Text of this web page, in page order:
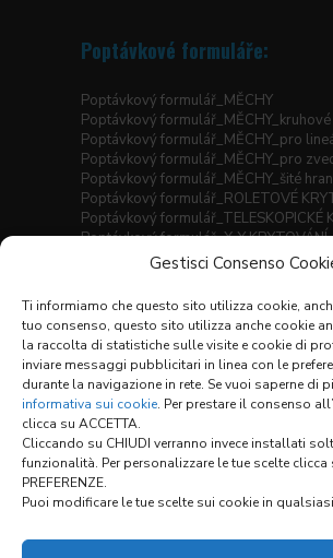
Gestisci Consenso
Ti informiamo che questo sito utilizza cookie,
tuo consenso, questo sito utilizza anche cookie
la raccolta di statistiche sulle visite e cookie di
inviare messaggi pubblicitari in linea con le
durante la navigazione in rete. Se vuoi saperne di
informativa sui cookie. Per prestare il consenso
clicca su ACCETTA.
Cliccando su CHIUDI verranno invece installati
funzionalità. Per personalizzare le tue scelte clicca
PREFERENZE.
Puoi modificare le tue scelte sui cookie in
Poptávkové formuláře:
Poptávkový formulář_MĚCHY
Poptávkový formulář_MĚCHY_kruhové
Poptávkový formulář_MĚCHY_pro
Poptávkový formulář_MĚCHY_pro
Poptávkový formulář_MĚCHY_šité
Poptávkový formulář_ROLETOVÉ
Poptávkový formulář_TELESKOPICKÉ
Poptávkový formulář_X-Y KRYTOVÁNÍ
Prodejní podmínky
Odkazy:
KONFIGURÁTOR